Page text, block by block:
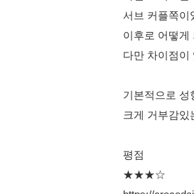
서브 커플쪽이
이후로 어떻게
다만 차이점이
기본적으로 성
크게 거부감있
평점
★★★☆